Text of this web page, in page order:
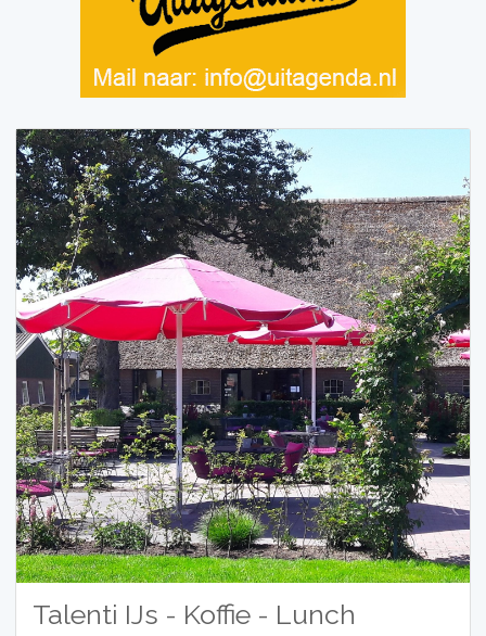
Talenti IJs - Koffie - Lunch